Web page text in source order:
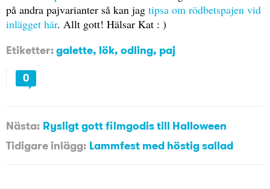
på andra pajvarianter så kan jag tipsa om rödbetspajen vid
inlägget här. Allt gott! Hälsar Kat : )
Etiketter:galette, lök, odling, paj
0
Nästa: Rysligt gott filmgodis till Halloween
Tidigare inlägg: Lammfest med höstig sallad